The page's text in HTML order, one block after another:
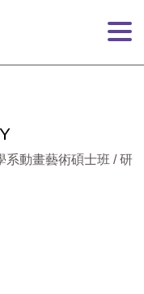
系動畫藝術碩士班 / 研